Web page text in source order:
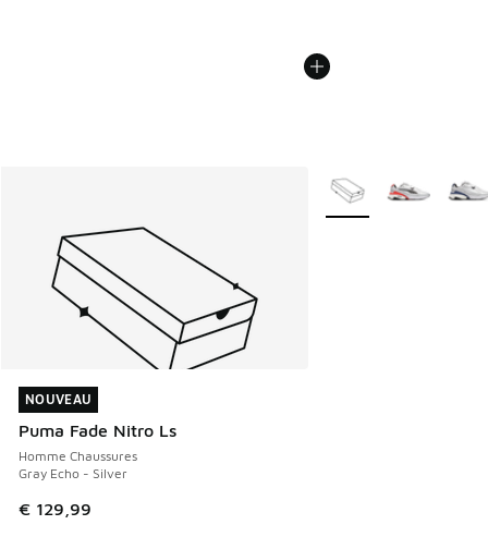
NOUVEAU
Puma Fade Nitro Ls
Homme Chaussures
Gray Echo - Silver
€ 129,99
NOUVEAU
Plus de couleurs